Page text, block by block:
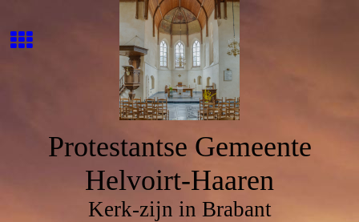
Protestantse Gemeente
Helvoirt-Haaren
Kerk-zijn in Brabant